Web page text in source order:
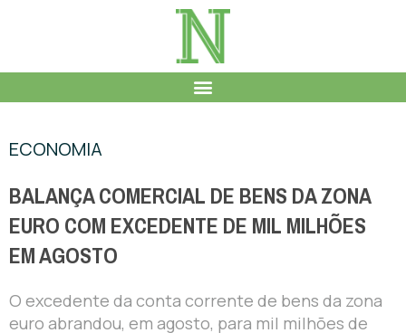
ECONOMIA
BALANÇA COMERCIAL DE BENS DA ZONA
EURO COM EXCEDENTE DE MIL MILHÕES
EM AGOSTO
O excedente da conta corrente de bens da zona
euro abrandou, em agosto, para mil milhões de